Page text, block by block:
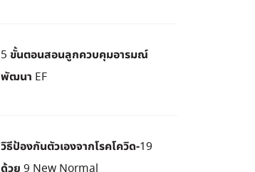
5 ขั้นตอนสอนลูกควบคุมอารมณ์
พัฒนา EF
วิธีป้องกันตัวเองจากโรคโควิด-19
ด้วย 9 New Normal